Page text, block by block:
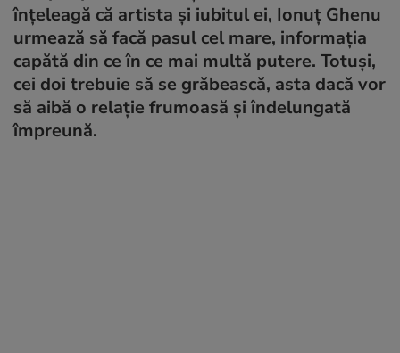
înțeleagă că artista și iubitul ei, Ionuț Ghenu
urmează să facă pasul cel mare, informația
capătă din ce în ce mai multă putere. Totuși,
cei doi trebuie să se grăbească, asta dacă vor
să aibă o relație frumoasă și îndelungată
împreună.